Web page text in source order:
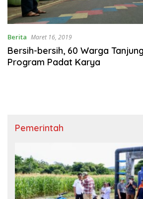
Berita Maret 16, 2019
Bersih-bersih, 60 Warga
Program Padat Karya
Pemerintah